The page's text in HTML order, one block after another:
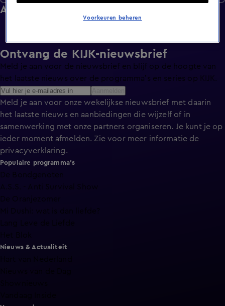
Afleveringen
Ontvang de KIJK-nieuwsbrief
Meld je aan voor de nieuwsbrief en blijf op de hoogte van
het laatste nieuws over de programma’s en series op KIJK.
Meld je aan voor onze wekelijkse nieuwsbrief met daarin
het laatste nieuws en aanbiedingen die wijzelf of in
samenwerking met onze partners organiseren. Je kunt je op
ieder moment afmelden. Zie voor meer informatie de
privacyverklaring.
Populaire programma's
De Bondgenoten
A.S.S. - Anti Survival Show
De Oranjezomer
Mi Dushi: wat is dan liefde?
Lang Leve de Liefde
Nieuws & Actualiteit
Voorkeuren beheren